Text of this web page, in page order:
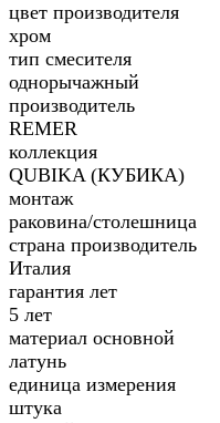
цвет производителя
хром
тип смесителя
однорычажный
производитель
REMER
коллекция
QUBIKA (КУБИКА)
монтаж
раковина/столешница
страна производитель
Италия
гарантия лет
5 лет
материал основной
латунь
единица измерения
штука